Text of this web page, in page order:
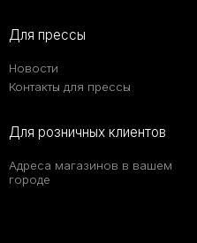
Для прессы
Новости
Контакты для прессы
Для розничных клиентов
Адреса магазинов в вашем
городе